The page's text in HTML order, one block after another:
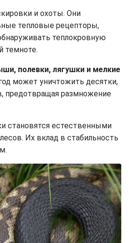
и охоты. Они
тепловые рецепторы,
теплокровную
темноте.
полевки, лягушки и мелкие
может уничтожить десятки,
предотвращая размножение
становятся естественными
Их вклад в стабильность